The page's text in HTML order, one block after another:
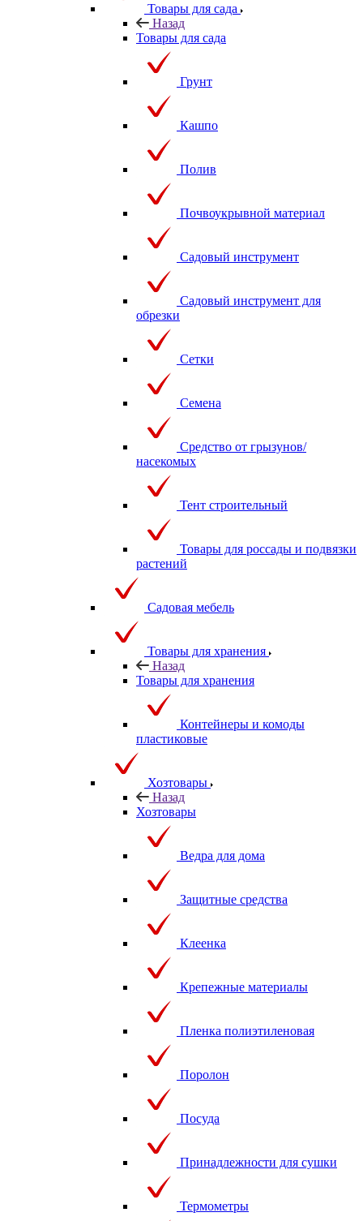
Товары для сада
Назад
Товары для сада
Грунт
Кашпо
Полив
Почвоукрывной материал
Садовый инструмент
Садовый инструмент для
обрезки
Сетки
Семена
Средство от грызунов/
насекомых
Тент строительный
Товары для россады и подвязки
растений
Садовая мебель
Товары для хранения
Назад
Товары для хранения
Контейнеры и комоды
пластиковые
Хозтовары
Назад
Хозтовары
Ведра для дома
Защитные средства
Клеенка
Крепежные материалы
Пленка полиэтиленовая
Поролон
Посуда
Принадлежности для сушки
Термометры